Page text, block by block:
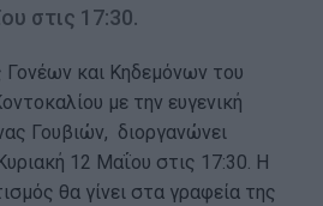
στις 17:30.
και Κηδεμόνων του
με την ευγενική
Γουβιών, διοργανώνει
12 Μαΐου στις 17:30. Η
θα γίνει στα γραφεία της